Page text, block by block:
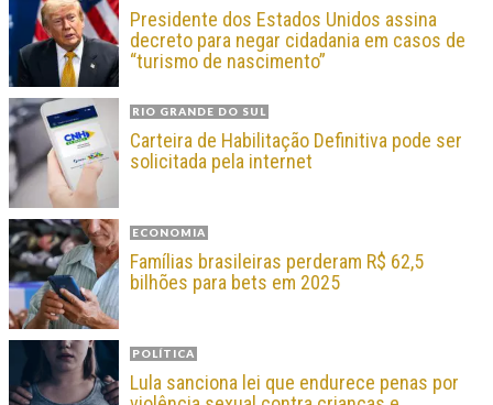
Presidente dos Estados Unidos assina
decreto para negar cidadania em casos de
“turismo de nascimento”
RIO GRANDE DO SUL
Carteira de Habilitação Definitiva pode ser
solicitada pela internet
ECONOMIA
Famílias brasileiras perderam R$ 62,5
bilhões para bets em 2025
POLÍTICA
Lula sanciona lei que endurece penas por